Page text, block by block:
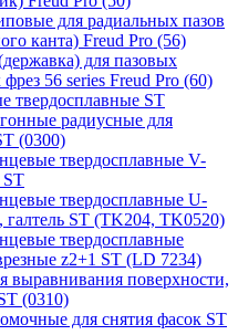
для радиальных пазов
канта) Freud Pro (56)
для пазовых
56 series Freud Pro (60)
твердосплавные ST
радиусные для
(0300)
твердосплавные V-
ST
твердосплавные U-
галтель ST (TK204, TK0520)
твердосплавные
z2+1 ST (LD 7234)
выравнивания поверхности,
(0310)
для снятия фасок ST